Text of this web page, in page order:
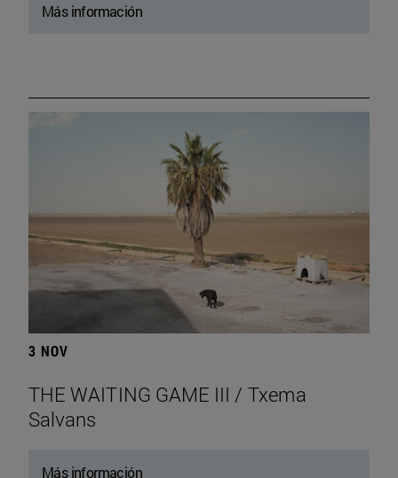
Más información
3 NOV
THE WAITING GAME III / Txema
Salvans
Más información